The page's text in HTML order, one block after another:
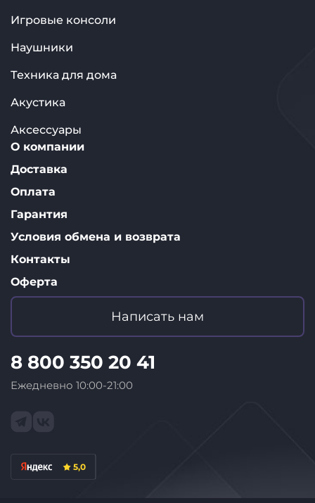
Написать нам
8 800 350 20 41
Ежедневно 10:00-21:00
5,0
Игровые консоли
Наушники
Техника для дома
Акустика
Аксессуары
О компании
Доставка
Оплата
Гарантия
Условия обмена и возврата
Контакты
Оферта